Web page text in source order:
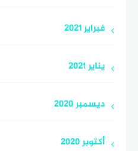
فبراير 2021
يناير 2021
ديسمبر 2020
أكتوبر 2020